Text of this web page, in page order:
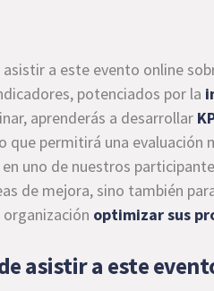
asistir a este evento online
potenciados por la
aprenderás a desarrollar
que permitirá una
uno de nuestros
de mejora, sino también
optimizar sus
asistir a este